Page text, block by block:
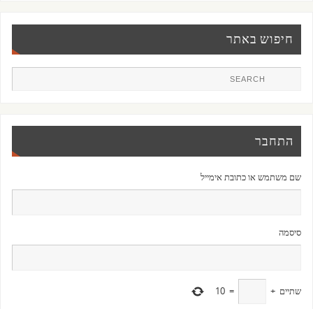
חיפוש באתר
התחבר
שם משתמש או כתובת אימייל
סיסמה
שתיים +
=
10